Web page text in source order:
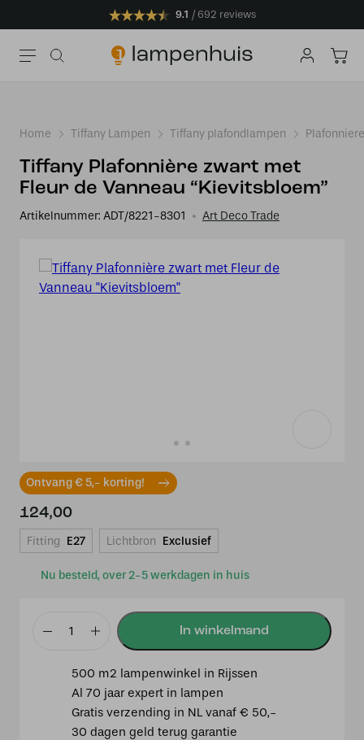
9.1 692 reviews
Home Tiffany Lampen Tiffany plafondlampen
Tiffany Plafonnière zwart met
Fleur de Vanneau “Kievitsbloem”
Artikelnummer: ADT/8221-8301 Art Deco Trade
Ontvang € 5,- korting!
Nu besteld, over 2-5 werkdagen in huis
124,00
Fitting E27 Lichtbron Exclusief
Tiffany
500 m2 lampenwinkel in Rijssen
Al 70 jaar expert in lampen
Gratis verzending in NL vanaf € 50,-
30 dagen geld terug garantie